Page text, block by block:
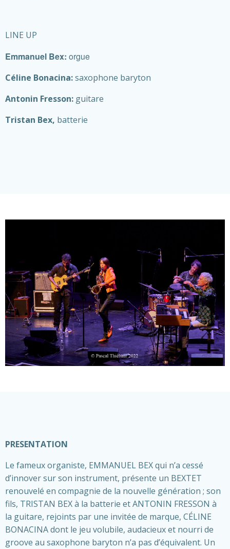
LINE UP
Emmanuel Bex: orgue
Céline Bonacina:saxophone baryton
Antonin Fresson: guitare
Tristan Bex, batterie
PRESENTATION
Le fameux organiste, EMMANUEL BEX qui n’a cessé
d’innover sur son instrument, présente un BEXTET
renouvelé en compagnie de la nouvelle génération ; son
fils, TRISTAN BEX à la batterie et ANTONIN FRESSON à
la guitare, rejoints par une invitée de marque, CÉLINE
BONACINA dont le jeu volubile, audacieux et nourri de
groove au saxophone baryton n’a pas d’équivalent. Un